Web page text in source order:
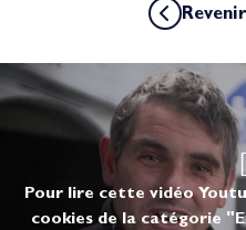
Pour lire cette vidéo
cookies de la catégorie